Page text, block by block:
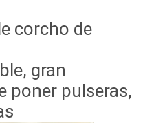
corcho de
gran
poner pulseras,